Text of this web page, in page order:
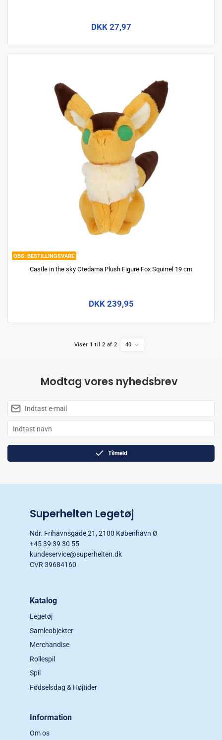
DKK 27,97
BESTILLINGSVARE
Castle in the sky Otedama Plush Figure Fox Squirrel 19 cm
DKK 239,95
Viser 1 til 2 af 2 40
Modtag vores nyhedsbrev
Tilmeld
Superhelten Legetøj
Ndr. Frihavnsgade 21, 2100 København Ø
+45 39 39 30 55
kundeservice@superhelten.dk
CVR 39684160
Katalog
Legetøj
Samleobjekter
Merchandise
Rollespil
Spil
Fødselsdag & Højtider
Information
Om os